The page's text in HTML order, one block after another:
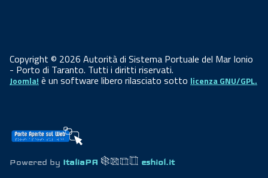
Copyright © 2026 Autorità di Sistema Portuale del Mar Ionio
- Porto di Taranto. Tutti i diritti riservati.
Joomla! è un software libero rilasciato sotto licenza GNU/GPL.
Powered by ItaliaPA eshiol.it